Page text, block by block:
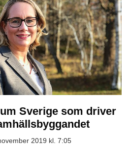
Sverige som driver
2019 kl. 7:05